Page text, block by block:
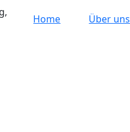
Home Über uns